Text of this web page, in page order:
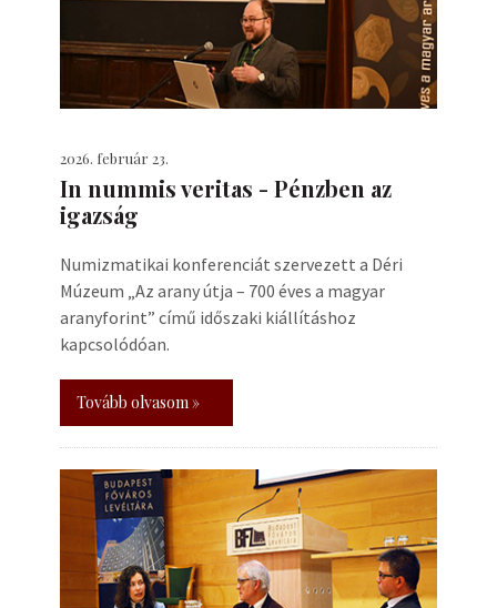
2026. február 23.
In nummis veritas - Pénzben az
igazság
Numizmatikai konferenciát szervezett a Déri
Múzeum „Az arany útja – 700 éves a magyar
aranyforint” című időszaki kiállításhoz
kapcsolódóan.
Tovább olvasom »